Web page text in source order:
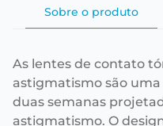
Sobre o produto
As lentes de contato
astigmatismo são
duas semanas
astigmatismo. O